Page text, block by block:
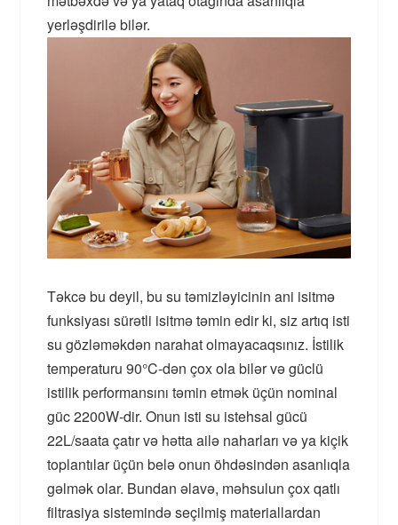
yerləşdirilə bilər.
Təkcə bu deyil, bu su təmizləyicinin ani isitmə
funksiyası sürətli isitmə təmin edir ki, siz artıq isti
su gözləməkdən narahat olmayacaqsınız. İstilik
temperaturu 90°C-dən çox ola bilər və güclü
istilik performansını təmin etmək üçün nominal
güc 2200W-dir. Onun isti su istehsal gücü
22L/saata çatır və hətta ailə naharları və ya kiçik
toplantılar üçün belə onun öhdəsindən asanlıqla
gəlmək olar. Bundan əlavə, məhsulun çox qatlı
filtrasiya sistemində seçilmiş materiallardan